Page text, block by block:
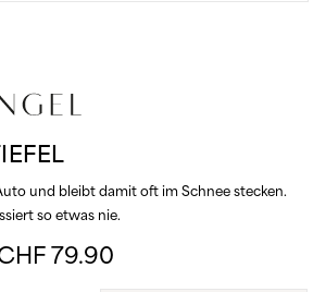
und bleibt damit oft im Schnee stecken.
so etwas nie.
79.90